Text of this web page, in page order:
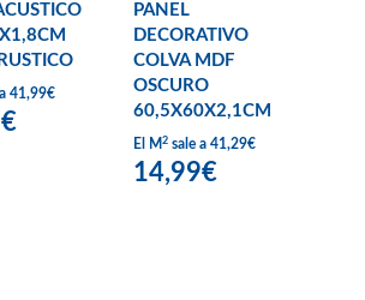
41,99€
PANEL
DECORATIVO
COLVA MDF
OSCURO
60,5X60X2,1CM
El M 2 sale a 41,29€
14,99€